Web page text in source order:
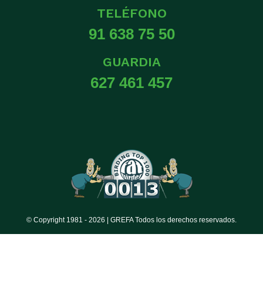
TELÉFONO
91 638 75 50
GUARDIA
627 461 457
© Copyright 1981 - 2026 | GREFA Todos los derechos reservados.